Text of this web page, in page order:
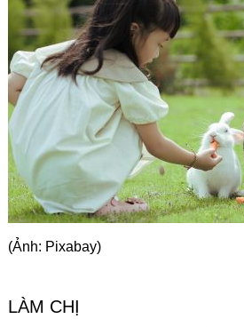
Góc chia sẻ
Liên hệ
Tìm kiếm
(Ảnh: Pixabay)
LÀM CHỊ